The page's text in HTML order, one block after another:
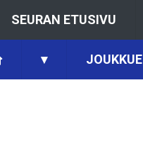
SEURAN ETUSIVU
▾ JOUKKUE